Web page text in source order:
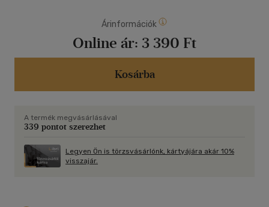
Árinformációk
Online ár: 3 390 Ft
Kosárba
A termék megvásárlásával
339 pontot szerezhet
Legyen Ön is törzsvásárlónk, kártyájára akár 10%
visszajár.